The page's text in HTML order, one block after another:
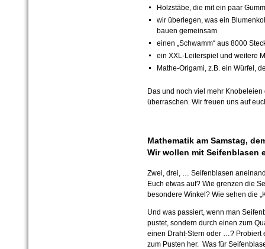
Holzstäbe, die mit ein paar
wir überlegen, was ein
bauen gemeinsam
einen „Schwamm“ aus 8000
ein XXL-Leiterspiel und weitere
Mathe-Origami, z.B. ein Würfel,
Das und noch viel mehr
überraschen. Wir freuen uns auf
Mathematik am Samstag,
Wir wollen mit Seifenblasen
Zwei, drei, … Seifenblasen
Euch etwas auf? Wie grenzen die
besondere Winkel? Wie sehen die
Und was passiert, wenn man
pustet, sondern durch einen zum
einen Draht-Stern oder …? Probiert
zum Pusten her. Was für